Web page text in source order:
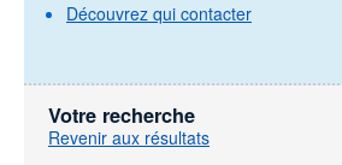
Découvrez qui contacter
Votre recherche
Revenir aux résultats